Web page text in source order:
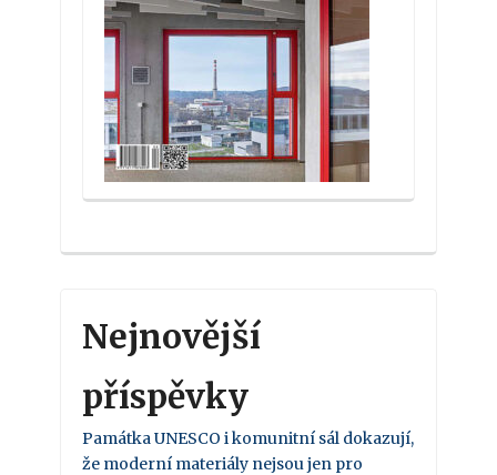
Nejnovější
příspěvky
Památka UNESCO i komunitní sál dokazují,
že moderní materiály nejsou jen pro